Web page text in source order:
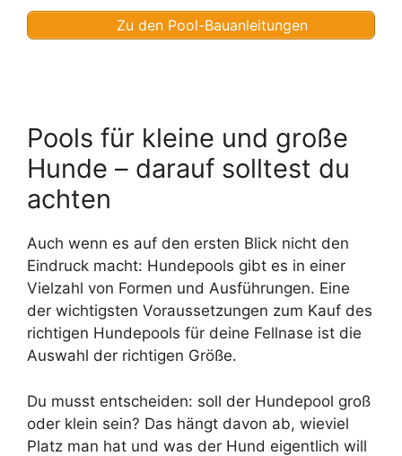
Zu den Pool-Bauanleitungen
Pools für kleine und große
Hunde – darauf solltest du
achten
Auch wenn es auf den ersten Blick nicht den
Eindruck macht: Hundepools gibt es in einer
Vielzahl von Formen und Ausführungen. Eine
der wichtigsten Voraussetzungen zum Kauf des
richtigen Hundepools für deine Fellnase ist die
Auswahl der richtigen Größe.
Du musst entscheiden: soll der Hundepool groß
oder klein sein? Das hängt davon ab, wieviel
Platz man hat und was der Hund eigentlich will